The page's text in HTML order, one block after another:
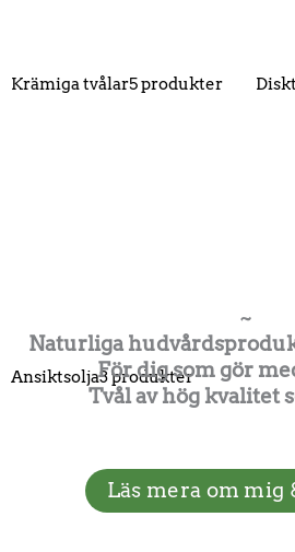
Krämiga tvålar5 produkter
Ansiktsolja3 produkter
~
Naturliga
För dig som gör
Tvål av hög kvalitet
Läs mera om mig